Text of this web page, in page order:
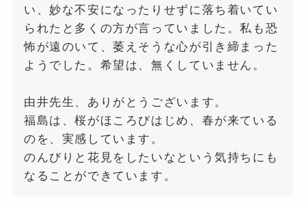
い、妙な不安になったりせずに落ち着いてい
られたと多くの方が言っていました。私も恐
怖が遠のいて、萎えそうな心が引き締まった
ようでした。希望は、無くしていません。
由井先生、ありがとうございます。
福島は、桜がほころびはじめ、春が来ている
のを、実感しています。
のんびりと花見をしたいなという気持ちにも
なることができています。